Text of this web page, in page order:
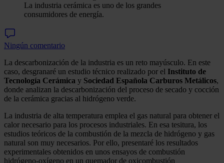
La industria cerámica es uno de los grandes
consumidores de energía.
Ningún comentario
La descarbonización de la industria es un reto mayúsculo. En este
caso, desgranaré un estudio técnico realizado por el Instituto de
Tecnología Cerámica y Sociedad Española Carburos Metálicos,
donde analizan la descarbonización del proceso de secado y cocción
de la cerámica gracias al hidrógeno verde.
La industria de alta temperatura emplea el gas natural para obtener el
calor necesario para los procesos industriales. En esa tesitura, los
estudios teóricos de la combustión de la mezcla de hidrógeno y gas
natural son muy necesarios. Por ello, presentaré los resultados
experimentales obtenidos en unos ensayos de combustión
hidrógeno-oxígeno en un quemador de oxicombustión